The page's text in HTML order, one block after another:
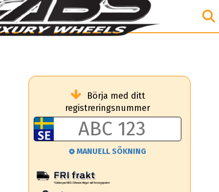
Börja med ditt
registreringsnummer
MANUELL SÖKNING